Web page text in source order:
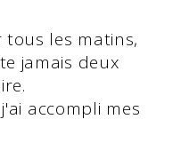
les matins,
jamais deux
accompli mes